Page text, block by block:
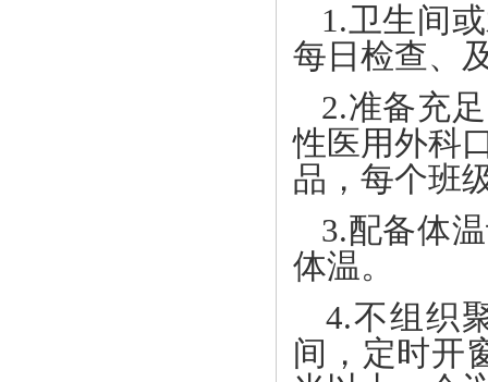
1.卫生间
每日检查、
2.准备充
性医用外科
品，每个班
3.配备体
体温。
4.不组织
间，定时开